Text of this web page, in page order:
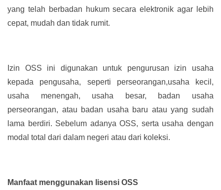
yang telah berbadan hukum secara elektronik agar lebih
cepat, mudah dan tidak rumit.
Izin OSS ini digunakan untuk pengurusan izin usaha
kepada pengusaha, seperti perseorangan,usaha kecil,
usaha menengah, usaha besar, badan usaha
perseorangan, atau badan usaha baru atau yang sudah
lama berdiri. Sebelum adanya OSS, serta usaha dengan
modal total dari dalam negeri atau dari koleksi.
Manfaat menggunakan lisensi OSS